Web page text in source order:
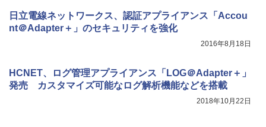
日立電線ネットワークス、認証アプライアンス「Accou
nt＠Adapter＋」のセキュリティを強化
2016年8月18日
HCNET、ログ管理アプライアンス「LOG＠Adapter＋」
発売 カスタマイズ可能なログ解析機能などを搭載
2018年10月22日